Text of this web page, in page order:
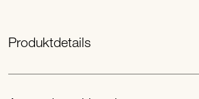
Produktdetails